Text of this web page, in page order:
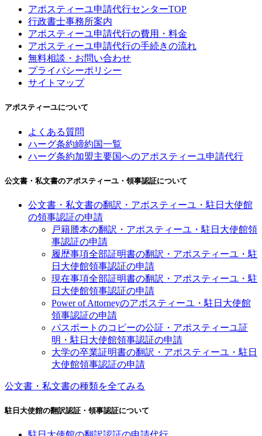
アポスティーユ申請代行センターTOP
行政書士事務所案内
アポスティーユ申請代行の費用・料金
アポスティーユ申請代行の手続きの流れ
無料相談・お問い合わせ
プライバシーポリシー
サイトマップ
アポスティーユについて
よくある質問
ハーグ条約締約国一覧
ハーグ条約加盟主要国へのアポスティーユ申請代行
公文書・私文書のアポスティーユ・領事認証について
公文書・私文書の翻訳・アポスティーユ・駐日大使館
の領事認証の申請
戸籍謄本の翻訳・アポスティーユ・駐日大使館領
事認証の申請
履歴事項全部証明書の翻訳・アポスティーユ・駐
日大使館領事認証の申請
現在事項全部証明書の翻訳・アポスティーユ・駐
日大使館領事認証の申請
Power of Attorneyのアポスティーユ・駐日大使館
領事認証の申請
パスポートのコピーの公証・アポスティーユ証
明・駐日大使館領事認証の申請
大学の卒業証明書の翻訳・アポスティーユ・駐日
大使館領事認証の申請
公文書・私文書の種類を全てみる
駐日大使館の翻訳認証・領事認証について